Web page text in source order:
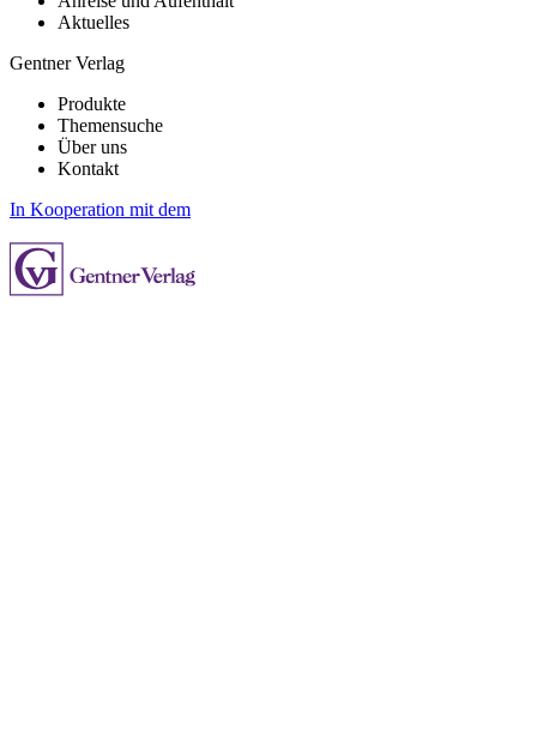
Aktuelles
Gentner Verlag
Produkte
Themensuche
Über uns
Kontakt
In Kooperation mit dem